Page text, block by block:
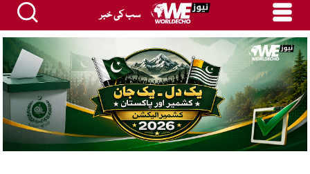
سب کی خبر